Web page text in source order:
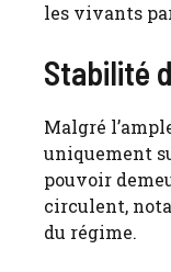
les vivants
Stabilité
Malgré
uniquement
pouvoir
circulent,
du régime.